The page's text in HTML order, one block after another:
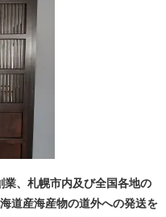
、札幌市内及び全国各地の
道産海産物の道外への発送を